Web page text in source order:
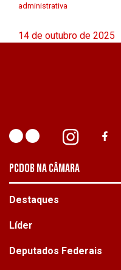
administrativa
14 de outubro de 2025
PCDOB NA CÂMARA
Destaques
Líder
Deputados Federais